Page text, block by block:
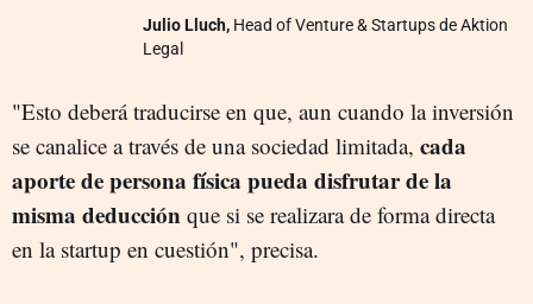
Julio Lluch, Head of Venture & Startups de Aktion
Legal
"Esto deberá traducirse en que, aun cuando la inversión
se canalice a través de una sociedad limitada, cada
aporte de persona física pueda disfrutar de la
misma deducción que si se realizara de forma directa
en la startup en cuestión", precisa.